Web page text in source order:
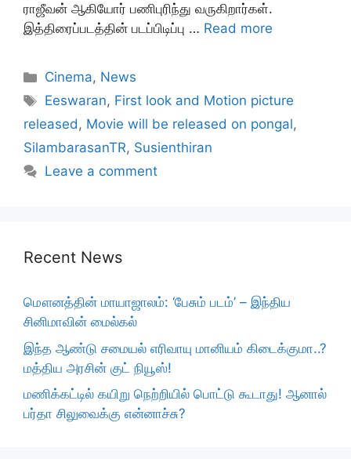
ராஜீவன் ஆகியோர் பணிபுரிந்து வருகிறார்கள்.
இத்திரைப்படத்தின் படப்பிடிப்பு … Read more
Categories
Cinema, News
Tags
Eeswaran, First look and Motion picture
released, Movie will be released on pongal,
SilambarasanTR, Susienthiran
Leave a comment
Recent News
மௌனத்தின் மாயாஜாலம்: ‘பேசும் படம்’ – இந்திய
சினிமாவின் மைல்கல்
இந்த ஆண்டு சமையல் எரிவாயு மானியம் கிடைக்குமா..?
மத்திய அரசின் குட் நியூஸ்!
மணிக்கட்டில் கயிறு நெற்றியில் பொட்டு கூடாது! ஆனால்
பர்தா சிலுவைக்கு என்னாச்சு?